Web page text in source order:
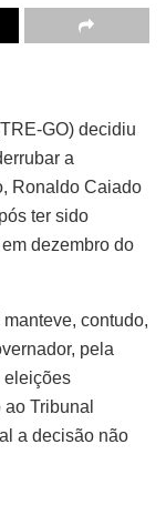
GO) decidiu
a
Ronaldo Caiado
ter sido
dezembro do
contudo,
pela
eleições
Tribunal
a decisão não